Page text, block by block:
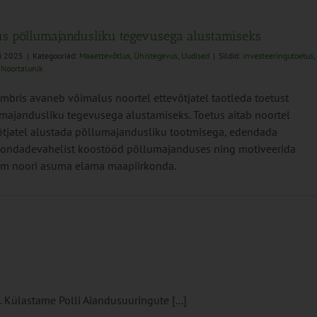
põllumajandusliku tegevusega alustamiseks
2025 | Kategooriad: Maaettevõtlus, Ühistegevus, Uudised | Sildid: investeeringutoetus,
Noortalunik
avaneb võimalus noortel ettevõtjatel taotleda toetust
tegevusega alustamiseks. Toetus aitab noortel
alustada põllumajandusliku tootmisega, edendada
koostööd põllumajanduses ning motiveerida
noori asuma elama maapiirkonda.
Polli Aiandusuuringute [...]